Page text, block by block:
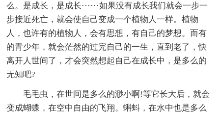
么。是成长，是成长······如果没有成长我们就会一步一
步接近死亡，就会使自己变成一个植物人一样。植物
人，也许有的植物人，会有思想，有自己的梦想。而有
的青少年，就会茫然的过完自己的一生，直到老了，快
离开人世间了，才会突然想起自己在成长中，是多么的
无知吧?
毛毛虫，在世间是多么的渺小啊!等它长大后，就会
变成蝴蝶，在空中自由的飞翔。蝌蚪，在水中也是多么